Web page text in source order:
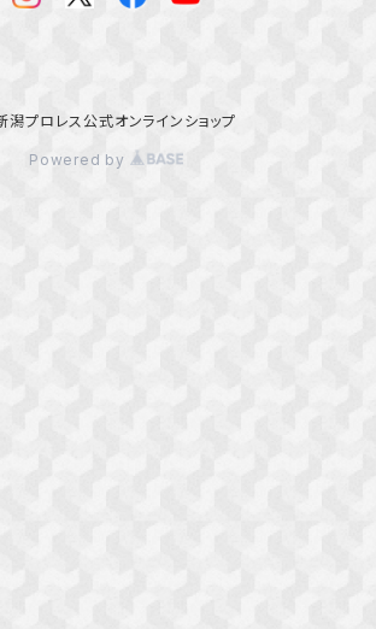
プロレス公式オンラインショップ
Powered by